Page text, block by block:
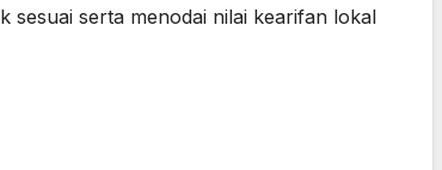
sesuai serta menodai nilai kearifan lokal